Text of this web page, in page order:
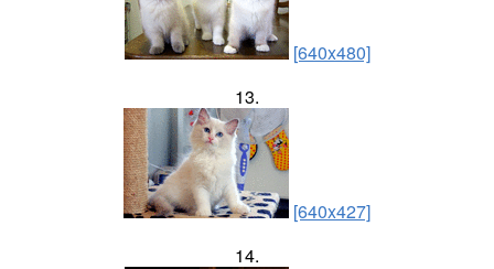
[640x480]
13.
[640x427]
14.